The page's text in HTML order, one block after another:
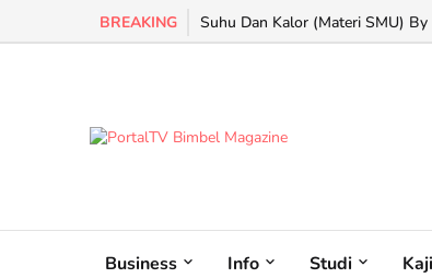
BREAKING Suhu Dan Kalor (Materi SMU) By
Business Info Studi